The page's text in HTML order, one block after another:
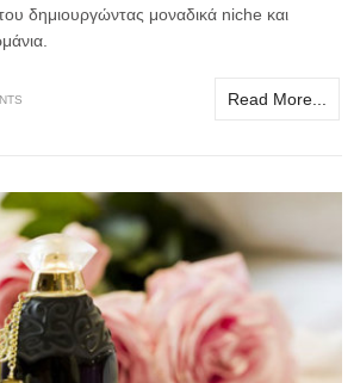
δημιουργώντας μοναδικά niche και
Read More...